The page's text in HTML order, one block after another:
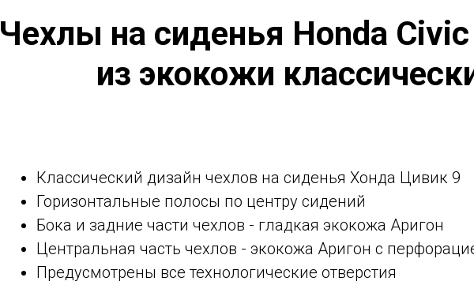
Чехлы на сиденья Honda
из экокожи
Классический дизайн чехлов на сиденья Хонда Цивик 9
Горизонтальные полосы по центру сидений
Бока и задние части чехлов - гладкая экокожа Аригон
Центральная часть чехлов - экокожа Аригон с
Предусмотрены все технологические отверстия